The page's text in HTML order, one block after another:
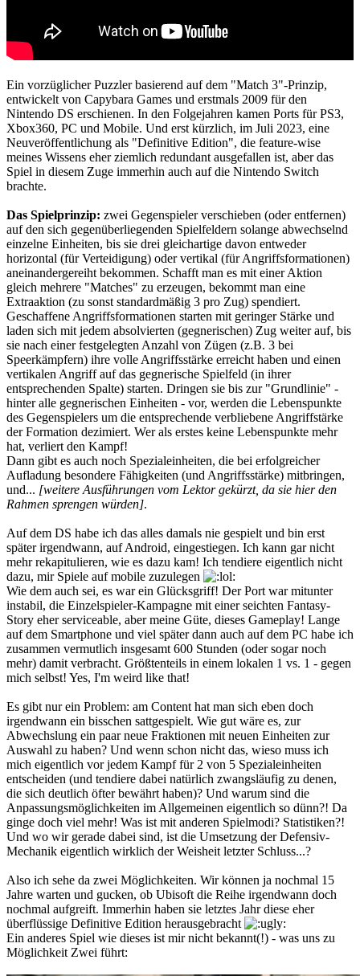
Ein vorzüglicher Puzzler basierend auf dem "Match 3"-Prinzip,
entwickelt von Capybara Games und erstmals 2009 für den
Nintendo DS erschienen. In den Folgejahren kamen Ports für PS3,
Xbox360, PC und Mobile. Und erst kürzlich, im Juli 2023, eine
Neuveröffentlichung als "Definitive Edition", die feature-wise
meines Wissens eher ziemlich redundant ausgefallen ist, aber das
Spiel in diesem Zuge immerhin auch auf die Nintendo Switch
brachte.
Das Spielprinzip: zwei Gegenspieler verschieben (oder entfernen)
auf den sich gegenüberliegenden Spielfeldern solange abwechselnd
einzelne Einheiten, bis sie drei gleichartige davon entweder
horizontal (für Verteidigung) oder vertikal (für Angriffsformationen)
aneinandergereiht bekommen. Schafft man es mit einer Aktion
gleich mehrere "Matches" zu erzeugen, bekommt man eine
Extraaktion (zu sonst standardmäßig 3 pro Zug) spendiert.
Geschaffene Angriffsformationen starten mit geringer Stärke und
laden sich mit jedem absolvierten (gegnerischen) Zug weiter auf, bis
sie nach einer festgelegten Anzahl von Zügen (z.B. 3 bei
Speerkämpfern) ihre volle Angriffsstärke erreicht haben und einen
vertikalen Angriff auf das gegnerische Spielfeld (in ihrer
entsprechenden Spalte) starten. Dringen sie bis zur "Grundlinie" -
hinter alle gegnerischen Einheiten - vor, werden die Lebenspunkte
des Gegenspielers um die entsprechende verbliebene Angriffstärke
der Formation dezimiert. Wer als erstes keine Lebenspunkte mehr
hat, verliert den Kampf!
Dann gibt es auch noch Spezialeinheiten, die bei erfolgreicher
Aufladung besondere Fähigkeiten (und Angriffsstärke) mitbringen,
und... [weitere Ausführungen vom Lektor gekürzt, da sie hier den
Rahmen sprengen würden].
Auf dem DS habe ich das alles damals nie gespielt und bin erst
später irgendwann, auf Android, eingestiegen. Ich kann gar nicht
mehr rekapitulieren, wie es dazu kam! Ich tendiere eigentlich nicht
dazu, mir Spiele auf mobile zuzulegen
Wie dem auch sei, es war ein Glücksgriff! Der Port war mitunter
instabil, die Einzelspieler-Kampagne mit einer seichten Fantasy-
Story eher serviceable, aber meine Güte, dieses Gameplay! Lange
auf dem Smartphone und viel später dann auch auf dem PC habe ich
zusammen vermutlich insgesamt 600 Stunden (oder sogar noch
mehr) damit verbracht. Größtenteils in einem lokalen 1 vs. 1 - gegen
mich selbst! Yes, I'm weird like that!
Es gibt nur ein Problem: am Content hat man sich eben doch
irgendwann ein bisschen sattgespielt. Wie gut wäre es, zur
Abwechslung ein paar neue Fraktionen mit neuen Einheiten zur
Auswahl zu haben? Und wenn schon nicht das, wieso muss ich
mich eigentlich vor jedem Kampf für 2 von 5 Spezialeinheiten
entscheiden (und tendiere dabei natürlich zwangsläufig zu denen,
die sich deutlich öfter bewährt haben)? Und warum sind die
Anpassungsmöglichkeiten im Allgemeinen eigentlich so dünn?! Da
ginge doch viel mehr! Was ist mit anderen Spielmodi? Statistiken?!
Und wo wir gerade dabei sind, ist die Umsetzung der Defensiv-
Mechanik eigentlich wirklich der Weisheit letzter Schluss...?
Also ich sehe da zwei Möglichkeiten. Wir können ja nochmal 15
Jahre warten und gucken, ob Ubisoft die Reihe irgendwann doch
nochmal aufgreift. Immerhin haben sie letztes Jahr diese eher
überflüssige Definitive Edition herausgebracht
Ein anderes Spiel wie dieses ist mir nicht bekannt(!) - was uns zu
Möglichkeit Zwei führt: